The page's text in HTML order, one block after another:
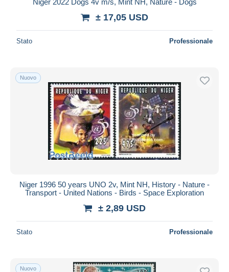
± 17,05 USD
Stato Professionale
Nuovo
Niger 1996 50 years UNO 2v, Mint NH, History - Nature -
Transport - United Nations - Birds - Space Exploration
± 2,89 USD
Stato Professionale
Nuovo